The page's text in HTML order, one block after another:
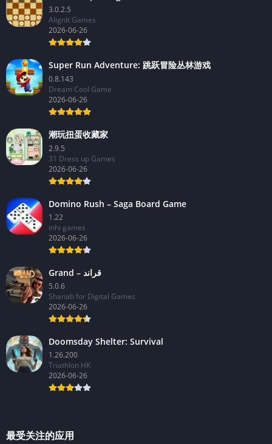
3.0.2.5
AlignIt Games
2026-06-26
Super Run Adventure: 跳跃冒险丛林游戏
0.8.143
Dream Cool Game
2026-06-26
潮玩扭蛋收藏家
2.9.5
31 Dress up Games
2026-06-26
Domino Rush – Saga Board Game
1.22
inhi games
2026-06-26
Grand – قراند
5.0.6
Shanab for Digital Games
2026-06-26
Doomsday Shelter: Survival
1.26.200
Triathlon HK
2026-06-26
最受关注的应用